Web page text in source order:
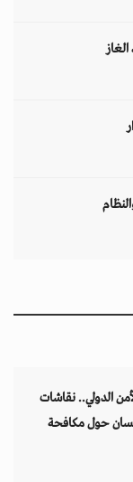
الدولي.. نقاشات
حول مكافحة